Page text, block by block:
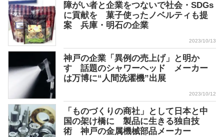
障がい者と企業をつないで社会・SDGs
に貢献を 菓子使ったノベルティも提
案 兵庫・明石の企業
2023/10/13
神戸の企業「異例の売上げ」と明か
す 話題のシャワーヘッド メーカー
は万博に“人間洗濯機”出展
2023/10/12
「ものづくりの商社」として日本と中
国の架け橋に 製品に生きる独自技
術 神戸の金属機械部品メーカー